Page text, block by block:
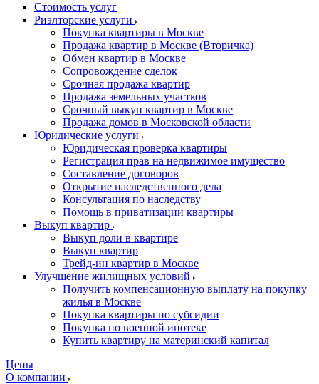
Стоимость услуг
Риэлторские услуги
Покупка квартиры в Москве
Продажа квартир в Москве (Вторичка)
Обмен квартир в Москве
Сопровождение сделок
Срочная продажа квартир
Продажа земельных участков
Срочный выкуп квартир в Москве
Продажа домов в Московской области
Юридические услуги
Юридическая проверка квартиры
Регистрация прав на недвижимое имущество
Составление договоров
Открытие наследственного дела
Консультация по наследству
Помощь в приватизации квартиры
Выкуп квартир
Выкуп доли в квартире
Выкуп квартир
Трейд-ин квартир в Москве
Улучшение жилищных условий
Получить компенсационную выплату на покупку
жилья в Москве
Покупка квартиры по субсидии
Покупка по военной ипотеке
Купить квартиру на материнский капитал
Цены
О компании